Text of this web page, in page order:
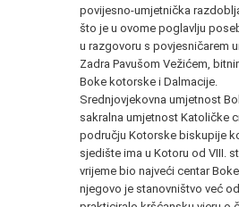
povijesno-umjetnička
što je u ovome poglavlju
u razgovoru s povjesničarem
Zadra Pavušom Vežićem,
Boke kotorske i Dalmacije.
Srednjovjekovna umjetnost
sakralna umjetnost Katoličke
području Kotorske biskupije
sjedište ima u Kotoru od VIII.
vrijeme bio najveći centar
njegovo je stanovništvo već od